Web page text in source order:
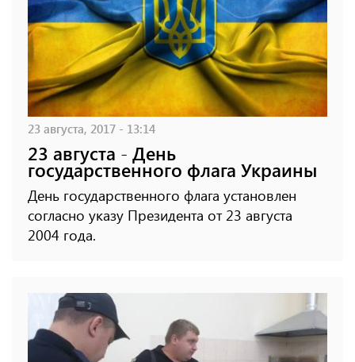
23 августа, 2017 - 13:14
23 августа - День
государственного флага Украины
День государственного флага установлен
согласно указу Президента от 23 августа
2004 года.